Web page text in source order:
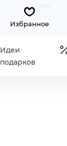
Избранное
Идеи
подарков